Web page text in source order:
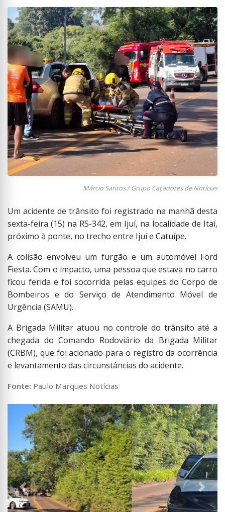
Márcio Santos / Grupo Caçadores de Notícias
Um acidente de trânsito foi registrado na manhã desta
sexta-feira (15) na RS-342, em Ijuí, na localidade de Itaí,
próximo à ponte, no trecho entre Ijuí e Catuípe.
A colisão envolveu um furgão e um automóvel Ford
Fiesta. Com o impacto, uma pessoa que estava no carro
ficou ferida e foi socorrida pelas equipes do Corpo de
Bombeiros e do Serviço de Atendimento Móvel de
Urgência (SAMU).
A Brigada Militar atuou no controle do trânsito até a
chegada do Comando Rodoviário da Brigada Militar
(CRBM), que foi acionado para o registro da ocorrência
e levantamento das circunstâncias do acidente.
Fonte: Paulo Marques Notícias
Anterior